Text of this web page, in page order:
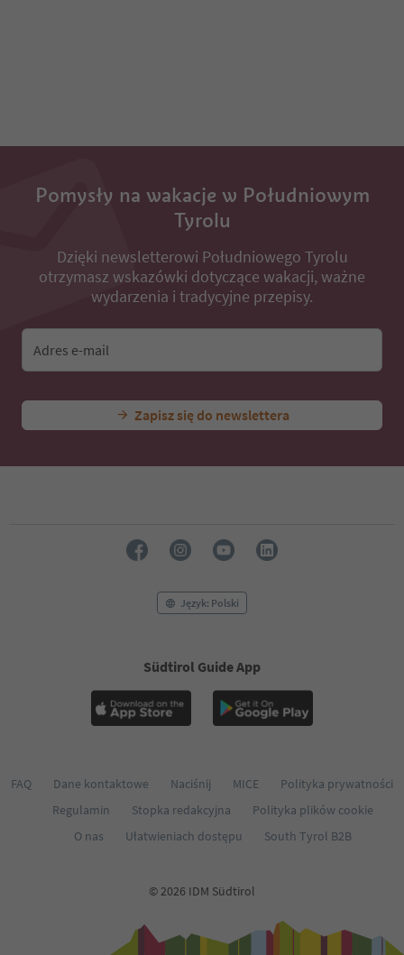
Pomysły na wakacje w Południowym
Tyrolu
Dzięki newsletterowi Południowego Tyrolu
otrzymasz wskazówki dotyczące wakacji, ważne
wydarzenia i tradycyjne przepisy.
Adres e-mail
Zapisz się do newslettera
Język: Polski
Südtirol Guide App
FAQ Dane kontaktowe Naciśnij MICE
Polityka prywatności
Regulamin
Stopka redakcyjna
Polityka plików cookie
O nas
Ułatwieniach dostępu South Tyrol B2B
© 2026 IDM Südtirol